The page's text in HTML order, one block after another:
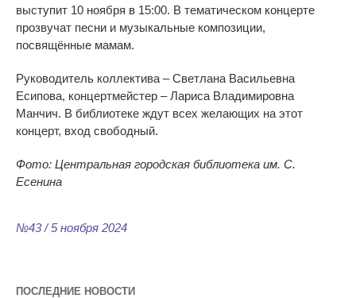
выступит 10 ноября в 15:00. В тематическом концерте
прозвучат песни и музыкальные композиции,
посвящённые мамам.
Руководитель коллектива – Светлана Васильевна
Есипова, концертмейстер – Лариса Владимировна
Манчич. В библиотеке ждут всех желающих на этот
концерт, вход свободный.
Фото: Центральная городская библиотека им. С.
Есенина
№43 / 5 ноября 2024
ПОСЛЕДНИЕ НОВОСТИ